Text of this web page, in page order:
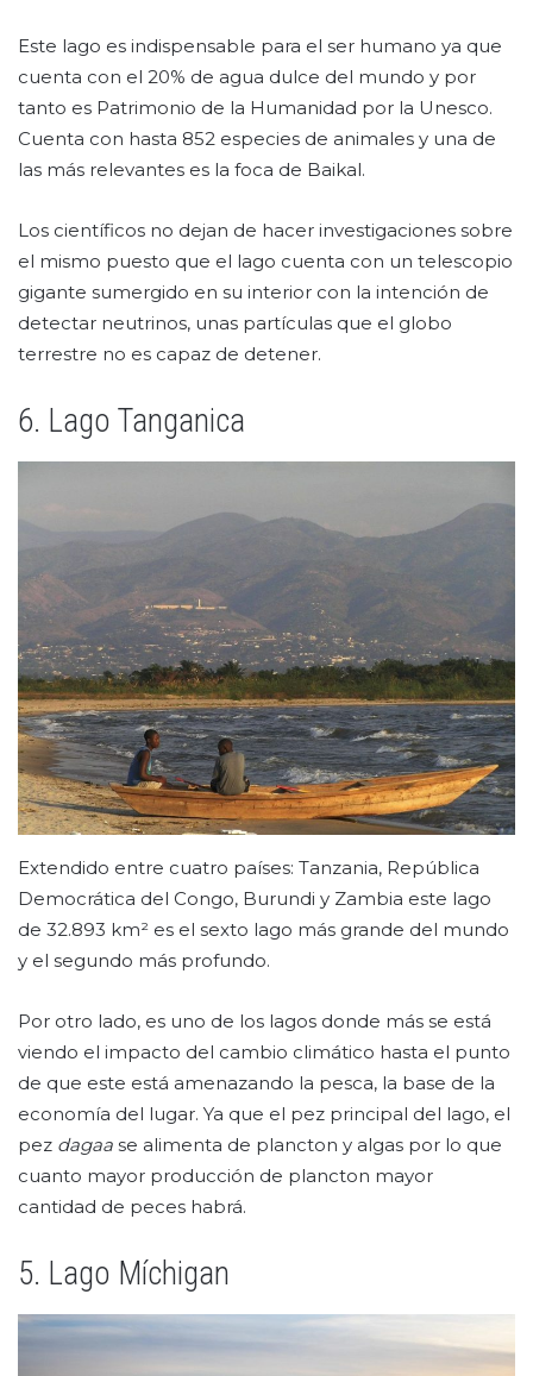
Este lago es indispensable para el ser humano ya que
cuenta con el 20% de agua dulce del mundo y por
tanto es Patrimonio de la Humanidad por la Unesco.
Cuenta con hasta 852 especies de animales y una de
las más relevantes es la foca de Baikal.
Los científicos no dejan de hacer investigaciones sobre
el mismo puesto que el lago cuenta con un telescopio
gigante sumergido en su interior con la intención de
detectar neutrinos, unas partículas que el globo
terrestre no es capaz de detener.
6. Lago Tanganica
Extendido entre cuatro países: Tanzania, República
Democrática del Congo, Burundi y Zambia este lago
de 32.893 km² es el sexto lago más grande del mundo
y el segundo más profundo.
Por otro lado, es uno de los lagos donde más se está
viendo el impacto del cambio climático hasta el punto
de que este está amenazando la pesca, la base de la
economía del lugar. Ya que el pez principal del lago, el
pez dagaa se alimenta de plancton y algas por lo que
cuanto mayor producción de plancton mayor
cantidad de peces habrá.
5. Lago Míchigan